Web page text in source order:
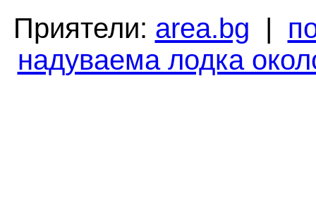
Приятели: area.bg |
надуваема лодка